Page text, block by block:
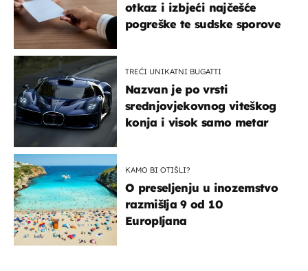
otkaz i izbjeći najčešće
pogreške te sudske sporove
TREĆI UNIKATNI BUGATTI
Nazvan je po vrsti
srednjovjekovnog viteškog
konja i visok samo metar
KAMO BI OTIŠLI?
O preseljenju u inozemstvo
razmišlja 9 od 10
Europljana